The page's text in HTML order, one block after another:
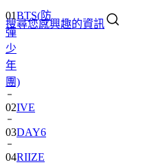
搜尋您感興趣的資訊
少
年
團)
02IVE
03DAY6
04RIIZE
05NCT